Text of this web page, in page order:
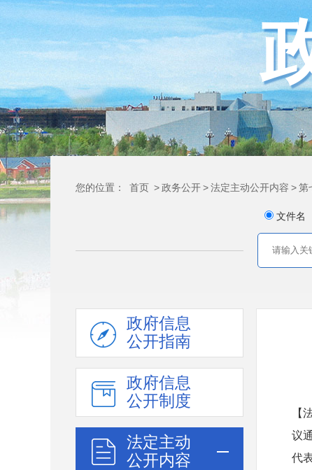
您的位置： 首页 >政务公开>法定主动公开内容 >第
文件名
政府信息
公开指南
政府信息
公开制度
法定主动
公开内容
【
议
代